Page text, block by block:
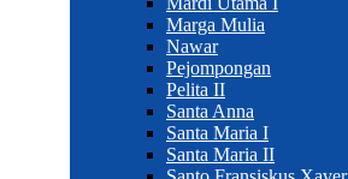
Marga Mulia
Nawar
Pejompongan
Pelita II
Santa Anna
Santa Maria I
Santa Maria II